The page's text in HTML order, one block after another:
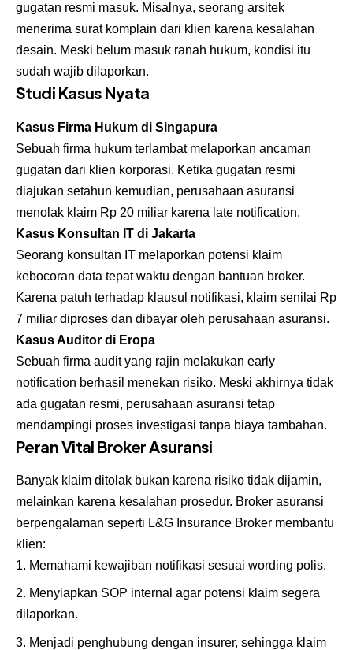
gugatan resmi masuk. Misalnya, seorang arsitek
menerima surat komplain dari klien karena kesalahan
desain. Meski belum masuk ranah hukum, kondisi itu
sudah wajib dilaporkan.
Studi Kasus Nyata
Kasus Firma Hukum di Singapura
Sebuah firma hukum terlambat melaporkan ancaman
gugatan dari klien korporasi. Ketika gugatan resmi
diajukan setahun kemudian, perusahaan asuransi
menolak klaim Rp 20 miliar karena late notification.
Kasus Konsultan IT di Jakarta
Seorang konsultan IT melaporkan potensi klaim
kebocoran data tepat waktu dengan bantuan broker.
Karena patuh terhadap klausul notifikasi, klaim senilai Rp
7 miliar diproses dan dibayar oleh perusahaan asuransi.
Kasus Auditor di Eropa
Sebuah firma audit yang rajin melakukan early
notification berhasil menekan risiko. Meski akhirnya tidak
ada gugatan resmi, perusahaan asuransi tetap
mendampingi proses investigasi tanpa biaya tambahan.
Peran Vital Broker Asuransi
Banyak klaim ditolak bukan karena risiko tidak dijamin,
melainkan karena kesalahan prosedur. Broker asuransi
berpengalaman seperti L&G Insurance Broker membantu
klien:
Memahami kewajiban notifikasi sesuai wording polis.
Menyiapkan SOP internal agar potensi klaim segera
dilaporkan.
Menjadi penghubung dengan insurer, sehingga klaim